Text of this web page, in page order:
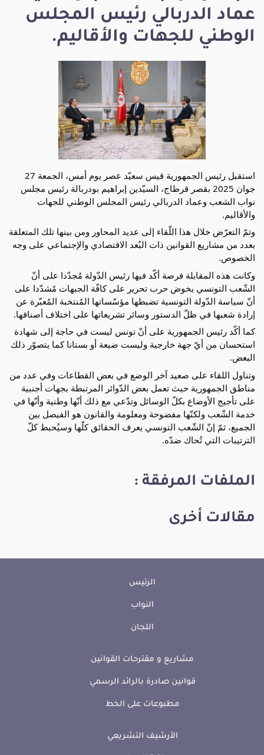
عماد الدربالي رئيس المجلس
الوطني للجهات والأقاليم.
استقبل رئيس الجمهورية قيس سعيّد عصر يوم أمس، الجمعة 27
جوان 2025 بقصر قرطاج، السيّدين إبراهيم بودربالة رئيس مجلس
نواب الشعب وعماد الدربالي رئيس المجلس الوطني للجهات
والأقاليم.
وتمّ التعرّض خلال هذا اللّقاء إلى عديد المحاور ومن بينها تلك المتعلقة
بعدد من مشاريع القوانين ذات البُعد الاقتصادي والإجتماعي على وجه
الخصوص.
وكانت هذه المقابلة فرصة أكّد فيها رئيس الدّولة مُجدّدا على أنّ
الشّعب التونسي يخوض حرب تحرير على كافّة الجبهات مُشدّدا على
أنّ سياسة الدّولة التونسية تضبطها مؤسّساتها المُنتخبة المُعبّرة عن
إرادة شعبها في ظلّ الدستور وسائر تشريعاتها على اختلاف أصنافها.
كما أكّد رئيس الجمهورية على أنّ تونس ليست في حاجة إلى شهادة
استحسان من أيّ جهة خارجية وليست ضيعة أو بستانا كما يتصوّر ذلك
البعض.
وتناول اللقاء على صعيد آخر الوضع في بعض القطاعات وفي عدد من
مناطق الجمهورية حيث تعمل بعض الدّوائر المرتبطة بجهات أجنبية
على تأجيج الأوضاع بكلّ الوسائل وتدّعي مع ذلك أنّها وطنية وأنّها في
خدمة الشّعب ولكنّها مفضوحة ومعلومة والقانون هو الفيصل بين
الجميع، ثمّ إنّ الشّعب التونسي يعرف الحقائق كلّها وسيُحبط كلّ
الترتيبات التي تُحاك ضدّه.
الملفات المرفقة :
مقالات أخرى
الرئيس
النواب
اللجان
مشاريع و مقترحات القوانين
قوانين صادرة بالرائد الرسمي
مطبوعات على الخط
الأرشيف التشريعي